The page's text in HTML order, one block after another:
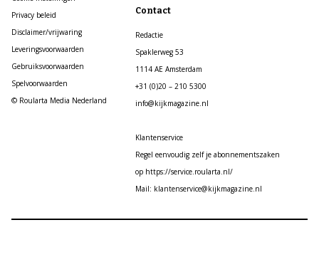
Privacy beleid
Disclaimer/vrijwaring
Leveringsvoorwaarden
Gebruiksvoorwaarden
Spelvoorwaarden
© Roularta Media Nederland
Contact
Redactie
Spaklerweg 53
1114 AE Amsterdam
+31 (0)20 – 210 5300
info@kijkmagazine.nl
Klantenservice
Regel eenvoudig zelf je abonnementszaken
op https://service.roularta.nl/
Mail: klantenservice@kijkmagazine.nl